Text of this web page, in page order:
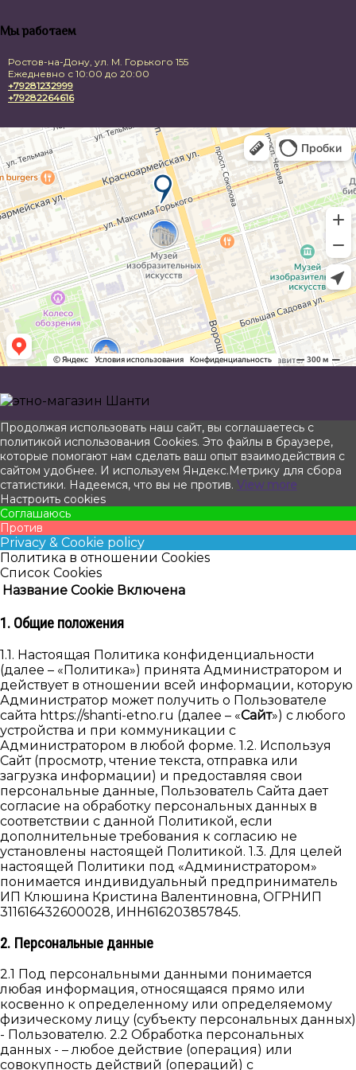
Мы работаем
Ростов-на-Дону, ул. М. Горького 155
Ежедневно с 10:00 до 20:00
+79281232999
+79282264616
Прокрутить
вверх
Продолжая использовать наш сайт, вы соглашаетесь с
политикой использования Cookies. Это файлы в браузере,
которые помогают нам сделать ваш опыт взаимодействия с
сайтом удобнее. И используем Яндекс.Метрику для сбора
статистики. Надеемся, что вы не против. View more
Настроить cookies
Соглашаюсь
Против
Privacy & Cookie policy
Политика в отношении Cookies
Список Cookies
Название Cookie Включена
1. Общие положения
1.1. Настоящая Политика конфиденциальности
(далее – «Политика») принята Администратором и
действует в отношении всей информации, которую
Администратор может получить о Пользователе
сайта https://shanti-etno.ru (далее – «Сайт») с любого
устройства и при коммуникации с
Администратором в любой форме. 1.2. Используя
Cайт (просмотр, чтение текста, отправка или
загрузка информации) и предоставляя свои
персональные данные, Пользователь Сайта дает
согласие на обработку персональных данных в
соответствии с данной Политикой, если
дополнительные требования к согласию не
установлены настоящей Политикой. 1.3. Для целей
настоящей Политики под «Администратором»
понимается индивидуальный предприниматель
ИП Клюшина Кристина Валентиновна, ОГРНИП
311616432600028, ИНН616203857845.
2. Персональные данные
2.1 Под персональными данными понимается
любая информация, относящаяся прямо или
косвенно к определенному или определяемому
физическому лицу (субъекту персональных данных)
- Пользователю. 2.2 Обработка персональных
данных - – любое действие (операция) или
совокупность действий (операций) с